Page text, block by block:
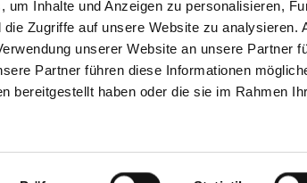
um Inhalte und Anzeigen zu personalisieren,
Zugriffe auf unsere Website zu analysieren.
unserer Website an unsere Partner
Partner führen diese Informationen
bereitgestellt haben oder die sie im Rahmen
CONNECT
Kontakt
0800